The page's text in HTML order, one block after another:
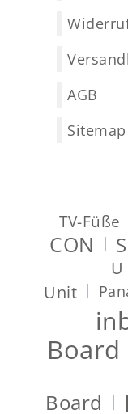
AGB
Sitemap
TV-Füße
CON
|
U
Unit |
Board
Board
|